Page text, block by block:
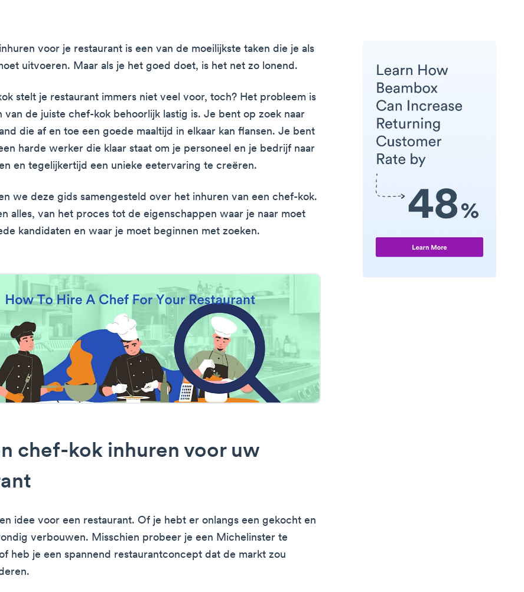
voor je restaurant is een van de moeilijkste taken die je als
uitvoeren. Maar als je het goed doet, is het net zo lonend.
stelt je restaurant immers niet veel voor, toch? Het probleem is
van de juiste chef-kok behoorlijk lastig is. Je bent op zoek naar
die af en toe een goede maaltijd in elkaar kan flansen. Je bent
harde werker die klaar staat om je personeel en je bedrijf naar
en tegelijkertijd een unieke eetervaring te creëren.
we deze gids samengesteld over het inhuren van een chef-kok.
alles, van het proces tot de eigenschappen waar je naar moet
kandidaten en waar je moet beginnen met zoeken.
chef-kok inhuren voor uw
idee voor een restaurant. Of je hebt er onlangs een gekocht en
verbouwen. Misschien probeer je een Michelinster te
heb je een spannend restaurantconcept dat de markt zou